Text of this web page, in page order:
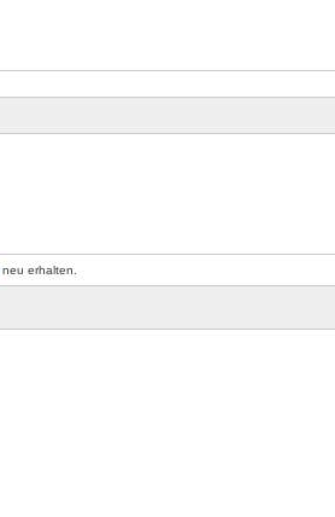
neu erhalten.